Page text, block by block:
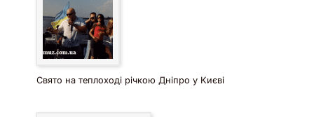
Свято на теплоході річкою Дніпро у Києві